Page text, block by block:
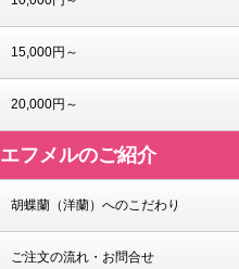
15,000円～
20,000円～
エフメルのご紹介
胡蝶蘭（洋蘭）へのこだわり
ご注文の流れ・お問合せ